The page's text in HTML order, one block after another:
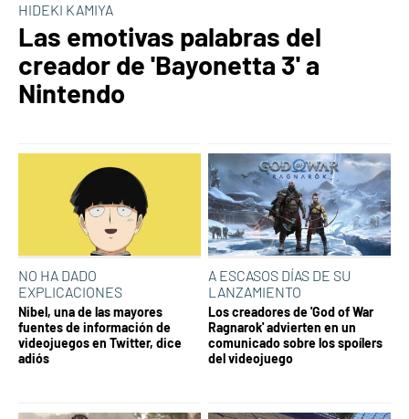
HIDEKI KAMIYA
Las emotivas palabras del
creador de 'Bayonetta 3' a
Nintendo
NO HA DADO
EXPLICACIONES
Nibel, una de las mayores
fuentes de información de
videojuegos en Twitter, dice
adiós
A ESCASOS DÍAS DE SU
LANZAMIENTO
Los creadores de 'God of War
Ragnarok' advierten en un
comunicado sobre los spoílers
del videojuego